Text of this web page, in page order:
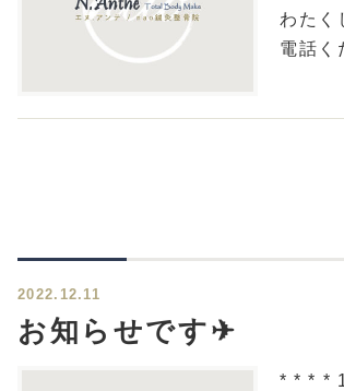
わたく
電話
2022.12.11
お知らせです✈︎
* * * *